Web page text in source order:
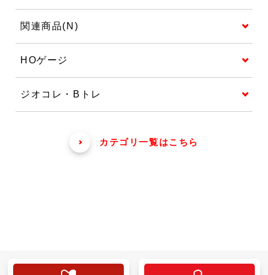
関連商品(N)
HOゲージ
ジオコレ・Bトレ
カテゴリ一覧はこちら